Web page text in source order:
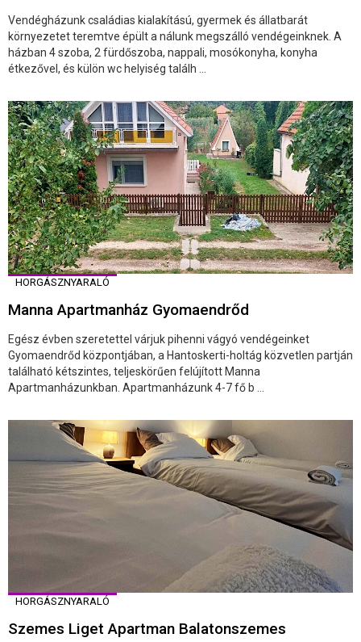
Vendégházunk családias kialakítású, gyermek és állatbarát
környezetet teremtve épült a nálunk megszálló vendégeinknek. A
házban 4 szoba, 2 fürdőszoba, nappali, mosókonyha, konyha
étkezővel, és külön wc helyiség találh ...
HORGÁSZNYARALÓ
Manna Apartmanház Gyomaendrőd
Egész évben szeretettel várjuk pihenni vágyó vendégeinket
Gyomaendrőd központjában, a Hantoskerti-holtág közvetlen partján
található kétszintes, teljeskörűen felújított Manna
Apartmanházunkban. Apartmanházunk 4-7 fő b ...
HORGÁSZNYARALÓ
Szemes Liget Apartman Balatonszemes